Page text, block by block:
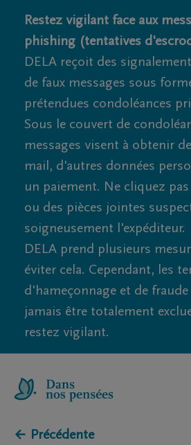
Restez vigilant face aux
phishing (tentatives
DELA reçoit des
de faux messages sous
prétendues condoléances
Sous le couvert de
messages visent à obtenir
mail, d'autres données
un paiement. Ne cliquez
ou des pièces jointes
soigneusement l'expéditeur.
DELA prend plusieurs
éviter cela. Cependant, les
d'hameçonnage et de
jamais être totalement
restez vigilant.
← Précédente